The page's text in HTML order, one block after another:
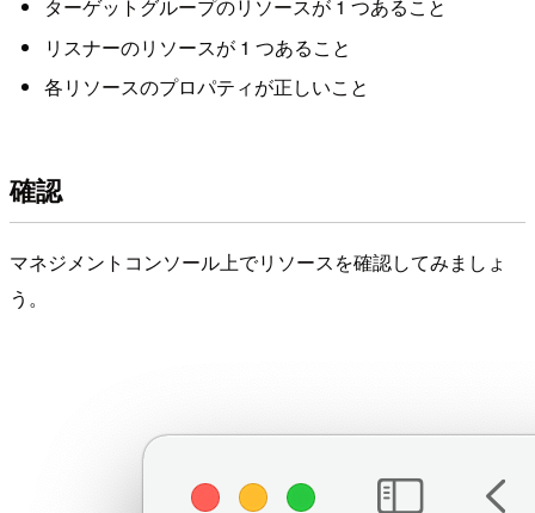
ターゲットグループのリソースが 1 つあること
リスナーのリソースが 1 つあること
各リソースのプロパティが正しいこと
確認
マネジメントコンソール上でリソースを確認してみましょ
う。